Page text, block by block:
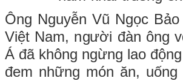
Ông Nguyễn Vũ Ngọc
Việt Nam, người đàn ông
Á đã không ngừng lao
đem những món ăn,